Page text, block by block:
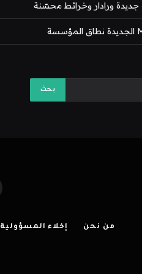
من نحن إخلاء المسؤولية